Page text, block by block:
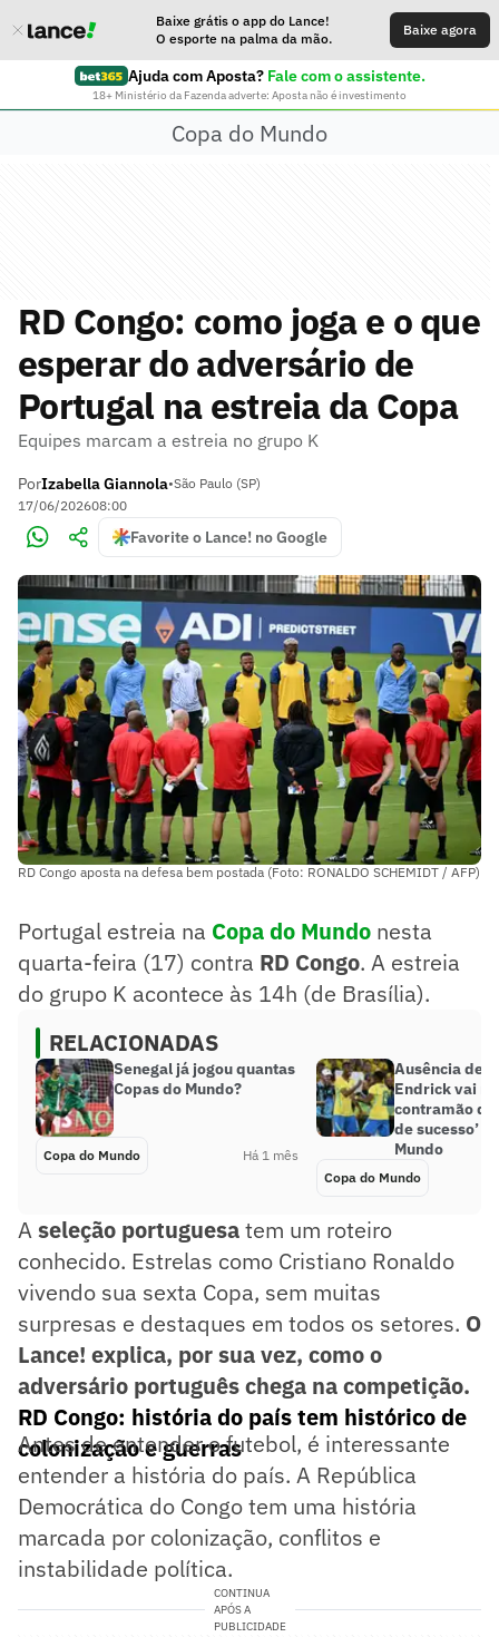
Baixe grátis o app do Lance!
O esporte na palma da mão.
Baixe agora
Ajuda com Aposta? Fale com o assistente.
18+ Ministério da Fazenda adverte: Aposta não é investimento
Copa do Mundo
RD Congo: como joga e o que
esperar do adversário de
Portugal na estreia da Copa
Equipes marcam a estreia no grupo K
PorIzabella Giannola•São Paulo (SP)
17/06/202608:00
Favorite o Lance! no Google
RD Congo aposta na defesa bem postada (Foto: RONALDO SCHEMIDT / AFP)
Portugal estreia na Copa do Mundo nesta
quarta-feira (17) contra RD Congo. A estreia
do grupo K acontece às 14h (de Brasília).
RELACIONADAS
Senegal já jogou quantas
Copas do Mundo?
Copa do Mundo Há 1 mês
Ausência de
Endrick vai na
contramão de
de sucesso’
Mundo
Copa do Mundo
Aseleção portuguesatem um roteiro
conhecido. Estrelas como Cristiano Ronaldo
vivendo sua sexta Copa, sem muitas
surpresas e destaques em todos os setores. O
Lance! explica, por sua vez, como o
adversário português chega na competição.
RD Congo: história do país tem histórico de
colonização e guerras
Antes de entender o futebol, é interessante
entender a história do país. A República
Democrática do Congo tem uma história
marcada por colonização, conflitos e
instabilidade política.
CONTINUA
APÓS A
PUBLICIDADE